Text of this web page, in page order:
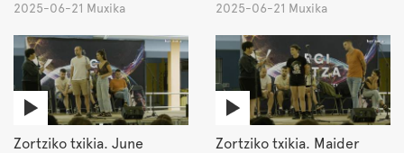
2025-06-21 Muxika 2025-06-21 Muxika
Zortziko txikia. June
Zortziko txikia. Maider